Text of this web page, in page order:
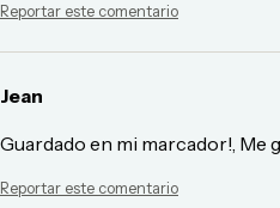
Reportar este comentario
Jean
Guardado en mi marcador!, Me
Reportar este comentario